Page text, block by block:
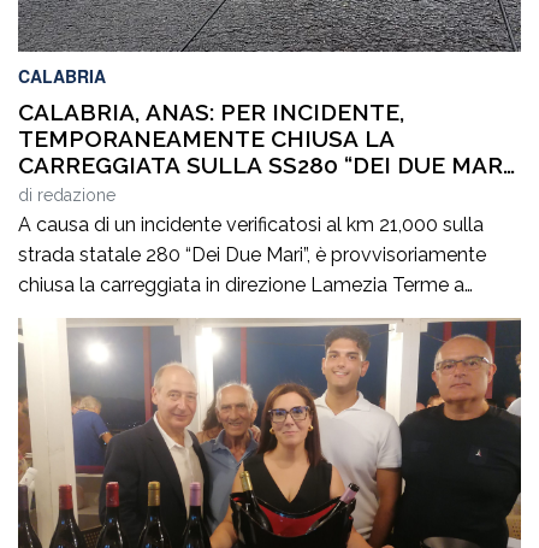
CALABRIA
CALABRIA, ANAS: PER INCIDENTE,
TEMPORANEAMENTE CHIUSA LA
CARREGGIATA SULLA SS280 “DEI DUE MARI”,
IN DIREZIONE LAMEZIA TERME
di redazione
A causa di un incidente verificatosi al km 21,000 sulla
strada statale 280 “Dei Due Mari”, è provvisoriamente
chiusa la carreggiata in direzione Lamezia Terme a
Marcellinara (CZ). Il sinistro, le cui cause sono in corso di
accertamento, ha coinvolto un mezzo pesante e un
veicolo leggero provocando il ferimento di cinque
persone. Il traffico […]